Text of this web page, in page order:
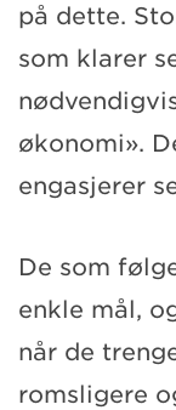
på dette.
som klarer
økonomi».
engasjerer
De som
enkle mål,
når de
romsligere